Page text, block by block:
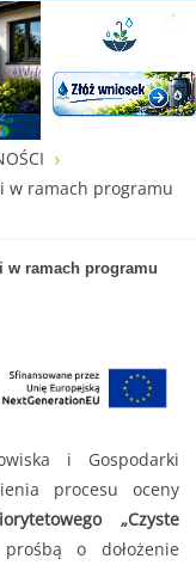
w ramach programu
w ramach programu
i Gospodarki
procesu oceny
„Czyste
o dołożenie